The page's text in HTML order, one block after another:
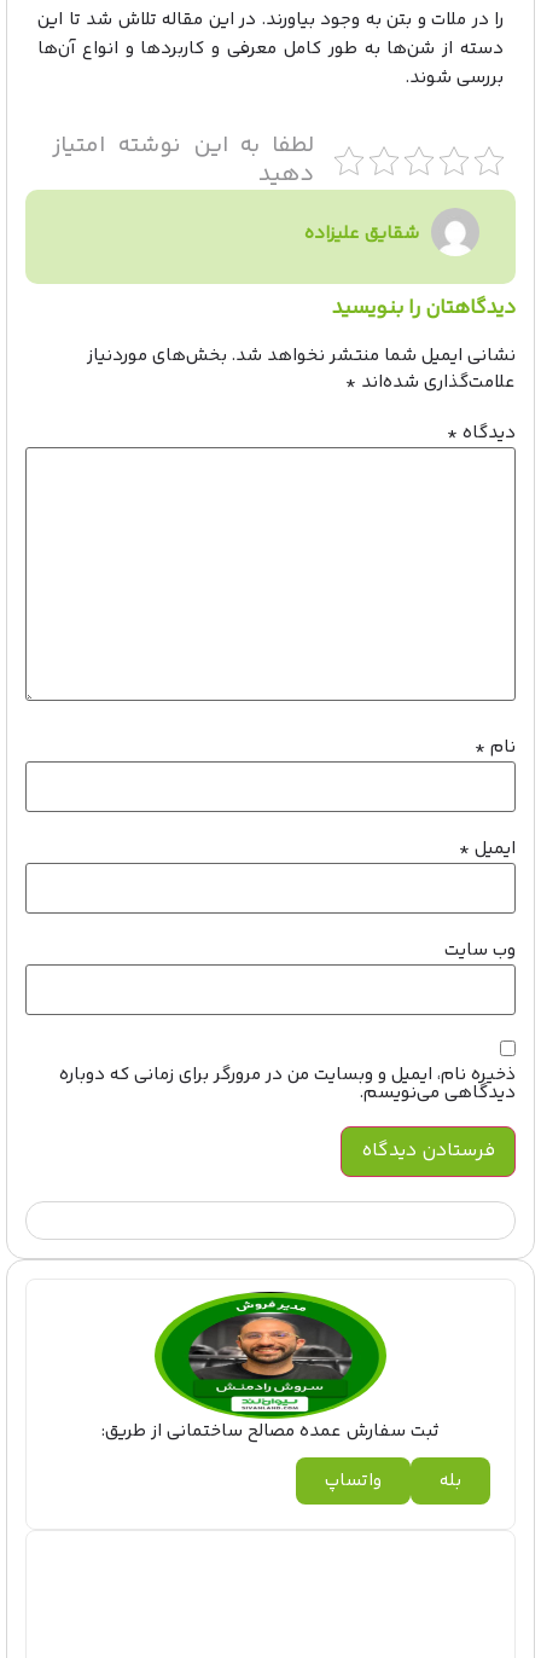
را در ملات و بتن به وجود بیاورند. در این مقاله تلاش شد تا این
دسته از شن‌ها به طور کامل معرفی و کاربردها و انواع آن‌ها
بررسی شوند.
لطفا به این نوشته امتیاز
دهید
شقایق علیزاده
دیدگاهتان را بنویسید
نشانی ایمیل شما منتشر نخواهد شد. بخش‌های موردنیاز
علامت‌گذاری شده‌اند *
دیدگاه *
نام *
ایمیل *
وب‌ سایت
ذخیره نام، ایمیل و وبسایت من در مرورگر برای زمانی که دوباره
دیدگاهی می‌نویسم.
ثبت سفارش عمده مصالح ساختمانی از طریق:
بله
واتساپ